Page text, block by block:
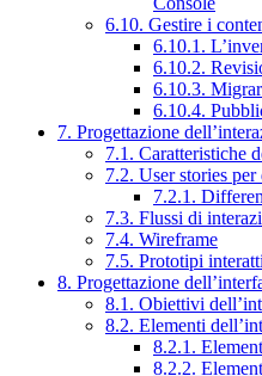
6.10. Gestire i
6.10.1.
6.10.2.
6.10.3.
6.10.4.
7. Progettazione
7.1. Caratteristiche
7.2. User stories
7.2.1.
7.3. Flussi di
7.4. Wireframe
7.5. Prototipi
8. Progettazione
8.1. Obiettivi
8.2. Elementi
8.2.1.
8.2.2.